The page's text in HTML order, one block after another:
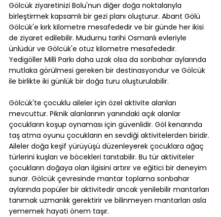
Gölcük ziyaretinizi Bolu'nun diğer doğa noktalarıyla
birleştirmek kapsamlı bir gezi planı oluşturur. Abant Gölü
Gölcük'e kırk kilometre mesafededir ve bir günde her ikisi
de ziyaret edilebilir. Mudurnu tarihi Osmanlı evleriyle
ünlüdür ve Gölcük'e otuz kilometre mesafededir.
Yedigöller Milli Parkı daha uzak olsa da sonbahar aylarında
mutlaka görülmesi gereken bir destinasyondur ve Gölcük
ile birlikte iki günlük bir doğa turu oluşturulabilir.
Gölcük'te çocuklu aileler için özel aktivite alanları
mevcuttur. Piknik alanlarının yanındaki açık alanlar
çocukların koşup oynaması için güvenlidir. Göl kenarında
taş atma oyunu çocukların en sevdiği aktivitelerden biridir.
Aileler doğa keşif yürüyüşü düzenleyerek çocuklara ağaç
türlerini kuşları ve böcekleri tanıtabilir. Bu tür aktiviteler
çocukların doğaya olan ilgisini artırır ve eğitici bir deneyim
sunar. Gölcük çevresinde mantar toplama sonbahar
aylarında popüler bir aktivitedir ancak yenilebilir mantarları
tanımak uzmanlık gerektirir ve bilinmeyen mantarları asla
yememek hayati önem taşır.